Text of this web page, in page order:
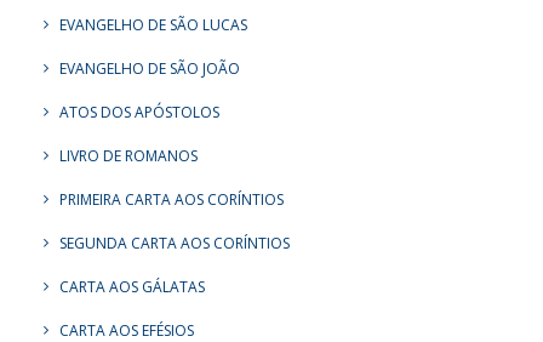
EVANGELHO DE SÃO LUCAS
EVANGELHO DE SÃO JOÃO
ATOS DOS APÓSTOLOS
LIVRO DE ROMANOS
PRIMEIRA CARTA AOS CORÍNTIOS
SEGUNDA CARTA AOS CORÍNTIOS
CARTA AOS GÁLATAS
CARTA AOS EFÉSIOS